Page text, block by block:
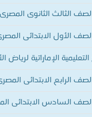
الثالث الثانوى المصرى
الأول الابتدائى
الإماراتية لرياض
الرابع الابتدائى
السادس الابتدائى